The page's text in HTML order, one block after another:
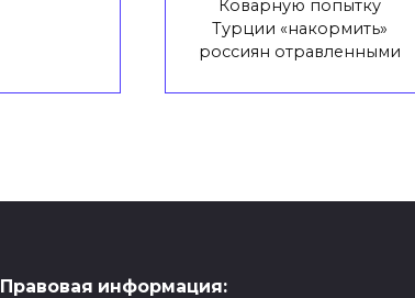
Коварную попытку
Турции «накормить»
россиян отравленными
Правовая информация: